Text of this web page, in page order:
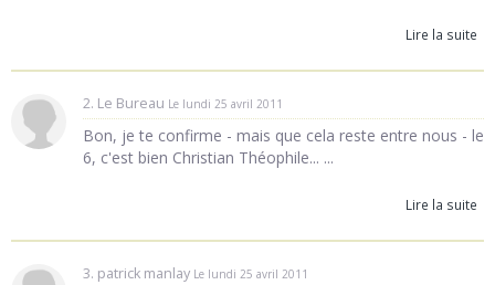
Lire la suite
2. Le Bureau Le lundi 25 avril 2011
Bon, je te confirme - mais que cela reste entre nous - le
6, c'est bien Christian Théophile... ...
Lire la suite
3. patrick manlay Le lundi 25 avril 2011